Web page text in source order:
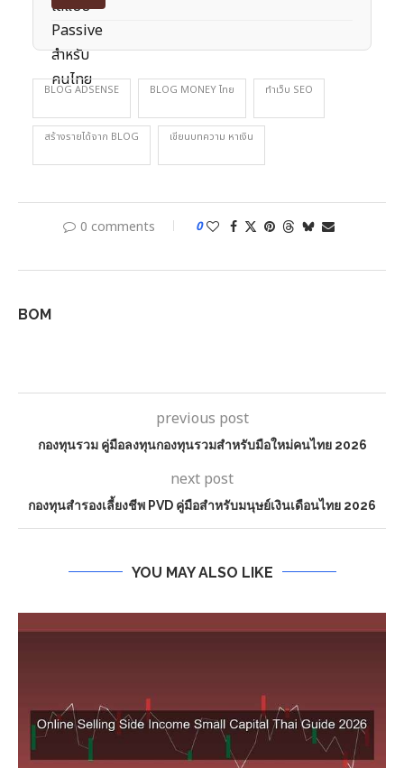
BLOG ADSENSE BLOG MONEY ไทย ทำเว็บ SEO
สร้างรายได้จาก BLOG เขียนบทความ หาเงิน
0 comments 0
BOM
previous post
กองทุนรวม คู่มือลงทุนกองทุนรวมสำหรับมือใหม่คนไทย 2026
next post
กองทุนสำรองเลี้ยงชีพ PVD คู่มือสำหรับมนุษย์เงินเดือนไทย 2026
YOU MAY ALSO LIKE